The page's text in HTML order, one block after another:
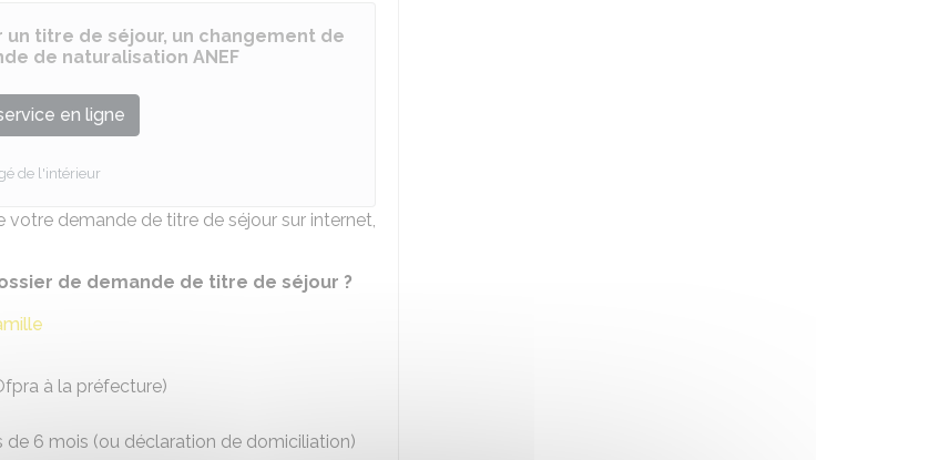
titre de séjour, un changement de
de naturalisation ANEF
en ligne
de l'intérieur
demande de titre de séjour sur internet,
de demande de titre de séjour ?
à la préfecture)
de 6 mois (ou déclaration de domiciliation)